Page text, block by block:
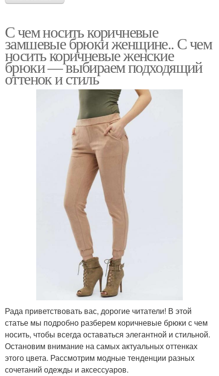
С чем носить коричневые
замшевые брюки женщине.. С чем
носить коричневые женские
брюки — выбираем подходящий
оттенок и стиль
Рада приветствовать вас, дорогие читатели! В этой
статье мы подробно разберем коричневые брюки с чем
носить, чтобы всегда оставаться элегантной и стильной.
Остановим внимание на самых актуальных оттенках
этого цвета. Рассмотрим модные тенденции разных
сочетаний одежды и аксессуаров.